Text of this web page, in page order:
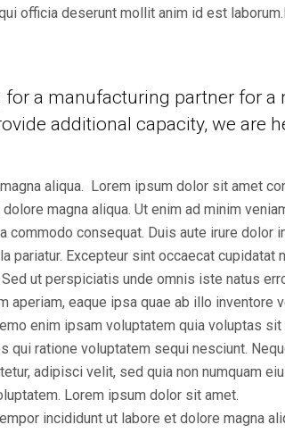
officia deserunt mollit anim id est
a manufacturing partner for a
additional capacity, we are
aliqua. Lorem ipsum dolor sit amet
magna aliqua. Ut enim ad minim
consequat. Duis aute irure dolor
Excepteur sint occaecat cupidatat
ut perspiciatis unde omnis iste natus
aperiam, eaque ipsa quae ab illo inventore
enim ipsam voluptatem quia voluptas sit
qui ratione voluptatem sequi nesciunt.
adipisci velit, sed quia non numquam
Lorem ipsum dolor sit amet.
incididunt ut labore et dolore magna